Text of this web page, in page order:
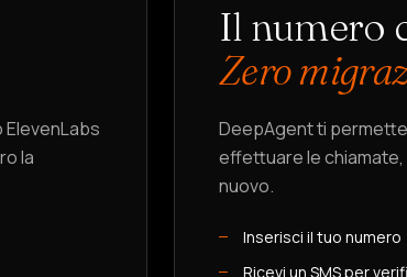
la
Il numero
Zero
DeepAgent ti
effettuare le
nuovo.
Inserisci il tuo numero
Ricevi un SMS per